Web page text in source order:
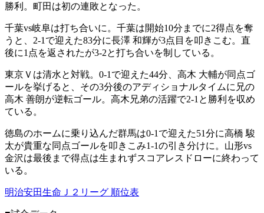
勝利。町田は初の連敗となった。
千葉vs岐阜は打ち合いに。千葉は開始10分までに2得点を奪
うと、2-1で迎えた83分に長澤 和輝が3点目を叩きこむ。直
後に1点を返されたが3-2と打ち合いを制している。
東京Ｖは清水と対戦。0-1で迎えた44分、高木 大輔が同点ゴ
ールを挙げると、その3分後のアディショナルタイムに兄の
高木 善朗が逆転ゴール。高木兄弟の活躍で2-1と勝利を収め
ている。
徳島のホームに乗り込んだ群馬は0-1で迎えた51分に高橋 駿
太が貴重な同点ゴールを叩きこみ1-1の引き分けに。山形vs
金沢は最後まで得点は生まれずスコアレスドローに終わって
いる。
明治安田生命Ｊ２リーグ 順位表